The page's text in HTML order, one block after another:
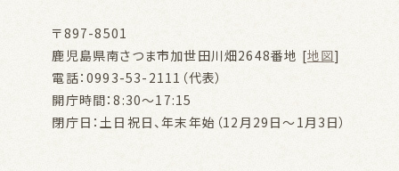
〒897-8501
鹿児島県南さつま市加世田川畑2648番地 [地図]
電話：0993-53-2111（代表）
開庁時間：8:30～17:15
閉庁日：土日祝日、年末年始（12月29日～1月3日）